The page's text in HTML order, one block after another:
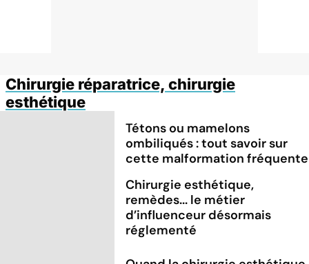
Chirurgie réparatrice, chirurgie
esthétique
Tétons ou mamelons
ombiliqués : tout savoir sur
cette malformation fréquente
Chirurgie esthétique,
remèdes... le métier
d’influenceur désormais
réglementé